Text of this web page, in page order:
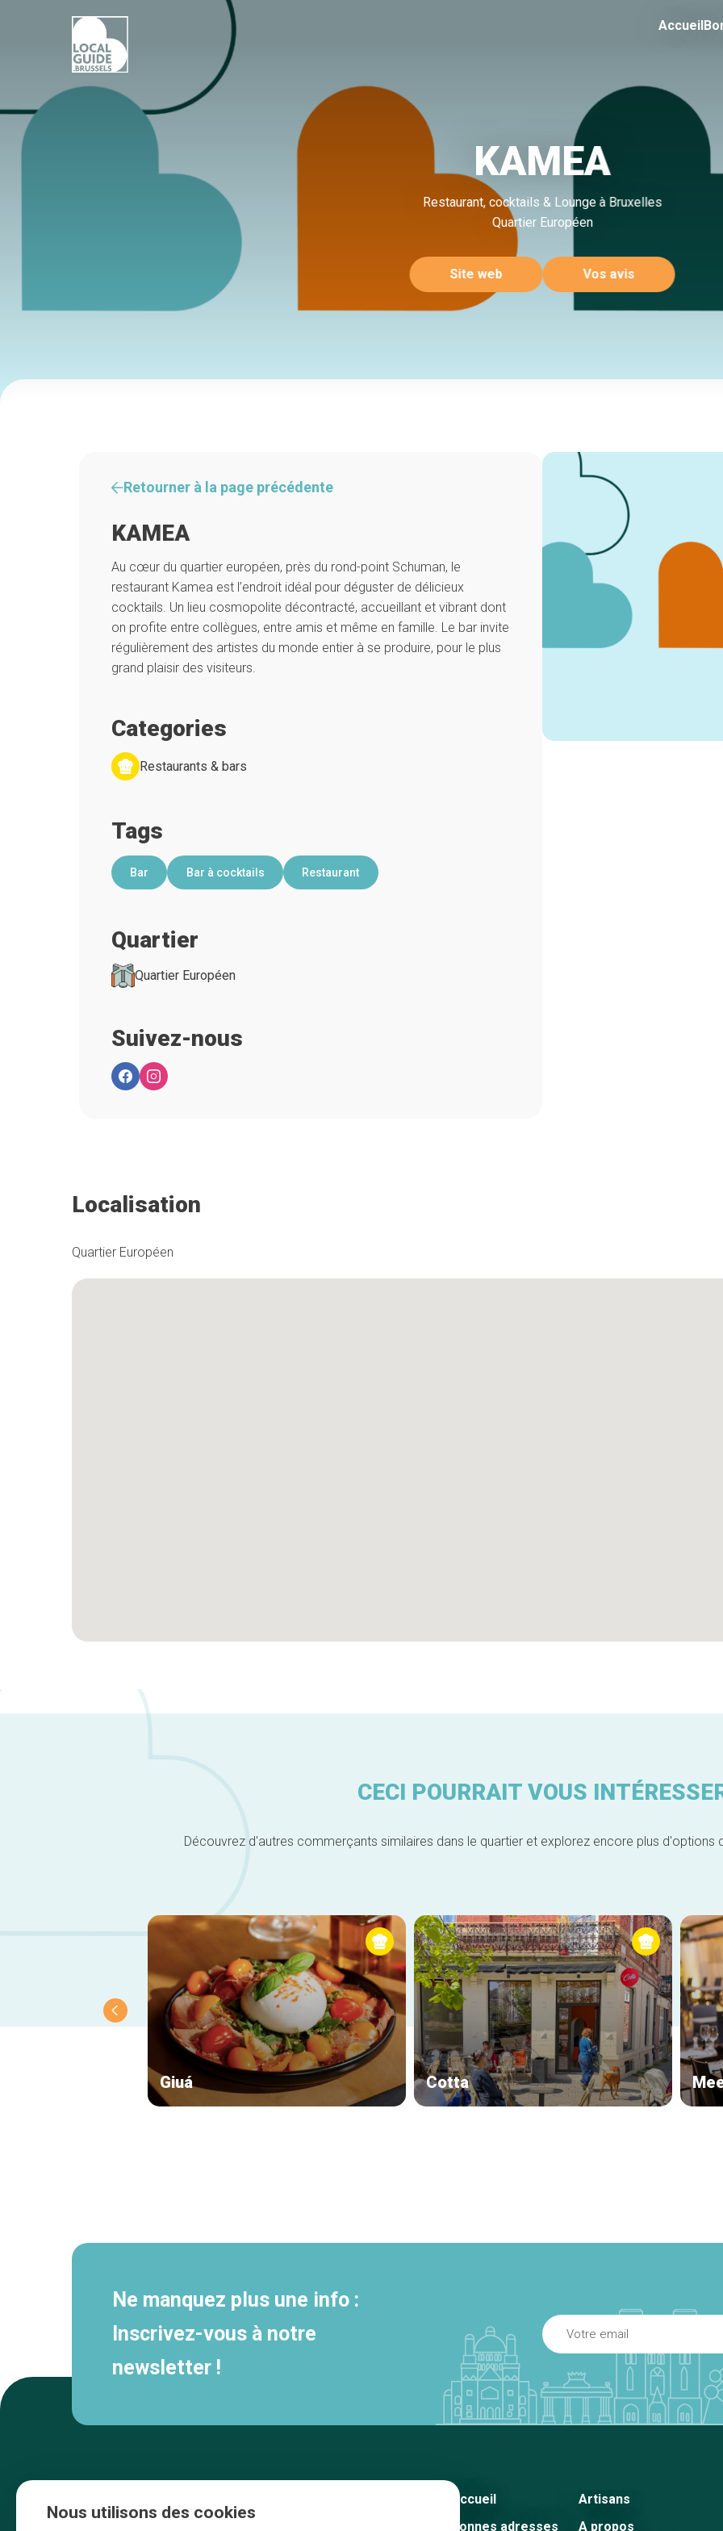
Accueil
KAMEA
Restaurant, cocktails & Lounge à Bruxelles
Quartier Européen
Site web Vos avis
Retourner à la page précédente
KAMEA
Au cœur du quartier européen, près du rond-point Schuman, le
restaurant Kamea est l’endroit idéal pour déguster de délicieux
cocktails. Un lieu cosmopolite décontracté, accueillant et vibrant dont
on profite entre collègues, entre amis et même en famille. Le bar invite
régulièrement des artistes du monde entier à se produire, pour le plus
grand plaisir des visiteurs.
Categories
Restaurants & bars
Tags
Bar Bar à cocktails Restaurant
Quartier
Quartier Européen
Suivez-nous
Localisation
Quartier Européen
CECI POURRAIT VOUS
Découvrez d'autres commerçants similaires dans le quartier et explorez encore plus d'options
Giuá Cotta
Ne manquez plus une info :
Inscrivez-vous à notre
newsletter !
Accueil
Bonnes adresses
Artisans
A propos
Nous utilisons des cookies